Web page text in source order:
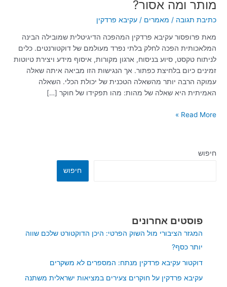
מותר ומה אסור?
כתיבת תגובה / מאמרים /עקיבא פרדקין
מאת פרופסור עקיבא פרדקין המהפכה הדיגיטלית שמובילה הבינה
המלאכותית הפכה לחלק בלתי נפרד מעולמם של דוקטורנטים. כלים
לניתוח טקסט, סיוע בניסוח, ארגון מקורות, איסוף מידע ויצירת טיוטות
זמינים כיום בלחיצת כפתור. אך הנגישות הזו מביאה איתה שאלה
עמוקה הרבה יותר מהשאלה הטכנית של יכולת הכלי. השאלה
האמיתית היא שאלה של מהות: מהו תפקידו של חוקר […]
Read More »
חיפוש
חיפוש
פוסטים אחרונים
המגזר הציבורי מול השוק הפרטי: היכן הדוקטורט שלכם שווה
יותר כסף?
דוקטור עקיבא פרדקין מנתח: המספרים לא משקרים
עקיבא פרדקין על חוקרים צעירים במציאות ישראלית משתנה